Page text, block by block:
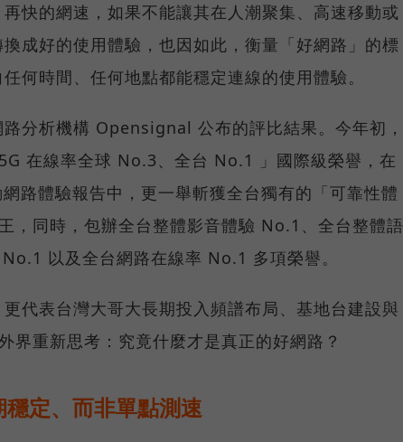
快的網速，如果不能讓其在人潮聚集、高速移動或
成好的使用體驗，也因如此，衡量「好網路」的標
何時間、任何地點都能穩定連線的使用體驗。
分析機構 Opensignal 公布的評比結果。今年初，
在線率全球 No.3、全台 No.1 」國際級榮譽，在
路體驗報告中，更一舉斬獲全台獨有的「可靠性體
，同時，包辦全台整體影音體驗 No.1、全台整體語
以及全台網路在線率 No.1 多項榮譽。
代表台灣大哥大長期投入頻譜布局、基地台建設與
界重新思考：究竟什麼才是真正的好網路？
定、而非單點測速